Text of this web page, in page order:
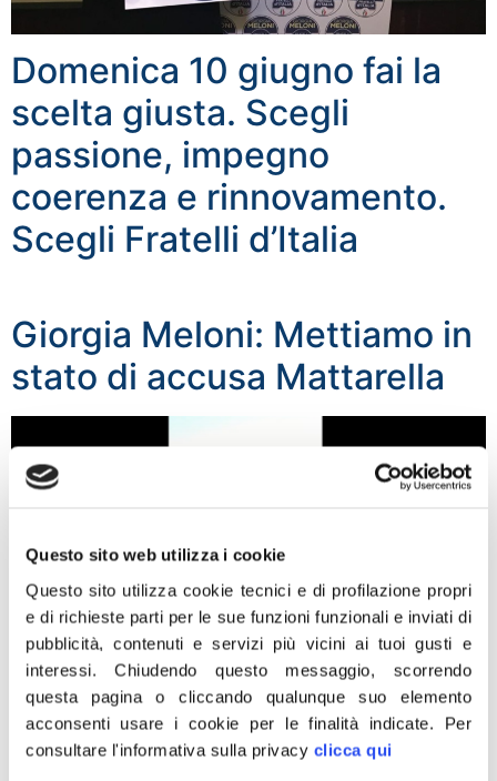
Questo sito web utilizza i cookie
Questo sito utilizza cookie tecnici e di profilazione propri
e di richieste parti per le sue funzioni funzionali e inviati di
pubblicità, contenuti e servizi più vicini ai tuoi gusti e
interessi.Chiudendo questo messaggio, scorrendo
questa pagina o cliccando qualunque suo elemento
acconsenti usare i cookie per le finalità indicate. Per
consultare l'informativa sulla privacy clicca qui
Domenica 10 giugno fai la
scelta giusta. Scegli
passione, impegno
coerenza e rinnovamento.
Scegli Fratelli d’Italia
Giorgia Meloni: Mettiamo in
stato di accusa Mattarella
Giorgia Meloni: Mettiamo in
stato di accusa Mattarella